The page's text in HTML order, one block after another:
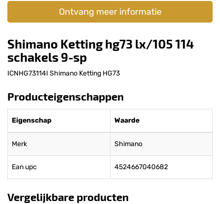
Ontvang meer informatie
Shimano Ketting hg73 lx/105 114
schakels 9-sp
ICNHG73114I Shimano Ketting HG73
Producteigenschappen
Eigenschap Waarde
Merk Shimano
Ean upc 4524667040682
Vergelijkbare producten